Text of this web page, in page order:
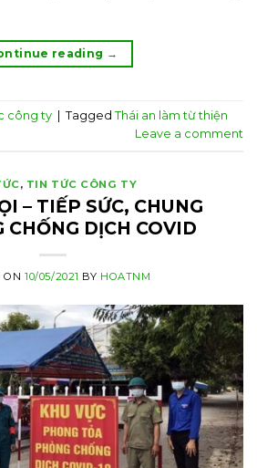
reading →
công ty Tagged Thái an làm từ thiện
Leave a comment
, TIN TỨC CÔNG TY
– TIẾP SỨC, CHUNG
CHỐNG DỊCH COVID
ON10/05/2021 BY HOATNM